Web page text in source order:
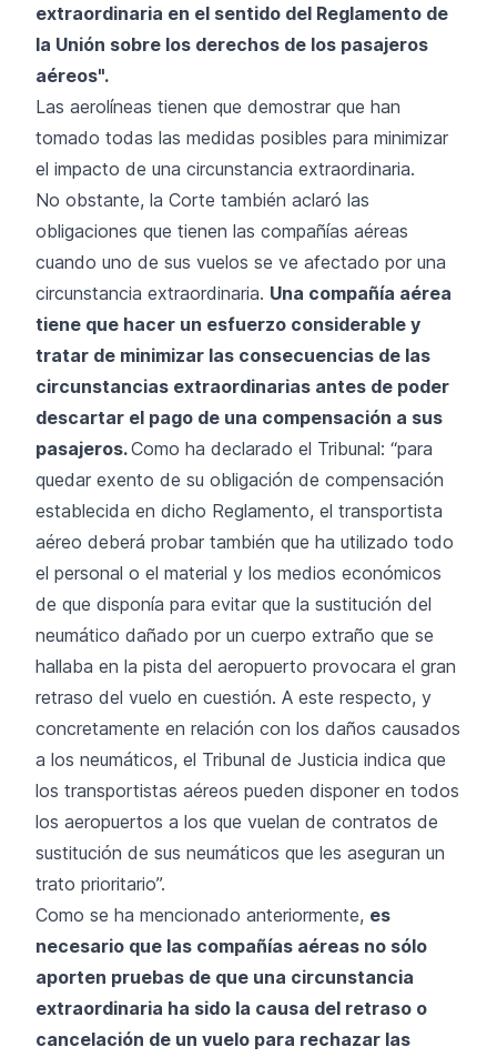
extraordinaria en el sentido del Reglamento de
la Unión sobre los derechos de los pasajeros
aéreos".
Las aerolíneas tienen que demostrar que han
tomado todas las medidas posibles para minimizar
el impacto de una circunstancia extraordinaria.
No obstante, la Corte también aclaró las
obligaciones que tienen las compañías aéreas
cuando uno de sus vuelos se ve afectado por una
circunstancia extraordinaria. Una compañía aérea
tiene que hacer un esfuerzo considerable y
tratar de minimizar las consecuencias de las
circunstancias extraordinarias antes de poder
descartar el pago de una compensación a sus
pasajeros.Como ha declarado el Tribunal: “para
quedar exento de su obligación de compensación
establecida en dicho Reglamento, el transportista
aéreo deberá probar también que ha utilizado todo
el personal o el material y los medios económicos
de que disponía para evitar que la sustitución del
neumático dañado por un cuerpo extraño que se
hallaba en la pista del aeropuerto provocara el gran
retraso del vuelo en cuestión. A este respecto, y
concretamente en relación con los daños causados
a los neumáticos, el Tribunal de Justicia indica que
los transportistas aéreos pueden disponer en todos
los aeropuertos a los que vuelan de contratos de
sustitución de sus neumáticos que les aseguran un
trato prioritario”.
Como se ha mencionado anteriormente, es
necesario que las compañías aéreas no sólo
aporten pruebas de que una circunstancia
extraordinaria ha sido la causa del retraso o
cancelación de un vuelo para rechazar las